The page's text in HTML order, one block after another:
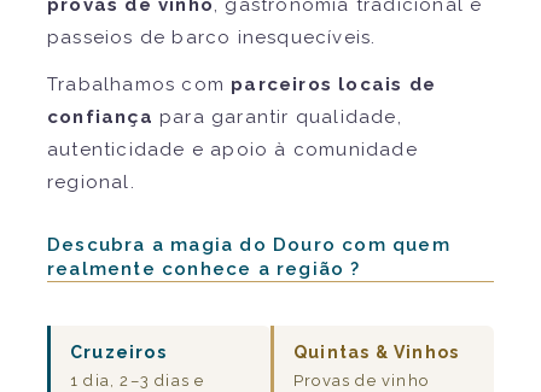
provas de vinho, gastronomia tradicional e
passeios de barco inesquecíveis.
Trabalhamos com parceiros locais de
confiança para garantir qualidade,
autenticidade e apoio à comunidade
regional.
Descubra a magia do Douro com quem
realmente conhece a região ?
Cruzeiros
1 dia, 2–3 dias e
Quintas & Vinhos
Provas de vinho